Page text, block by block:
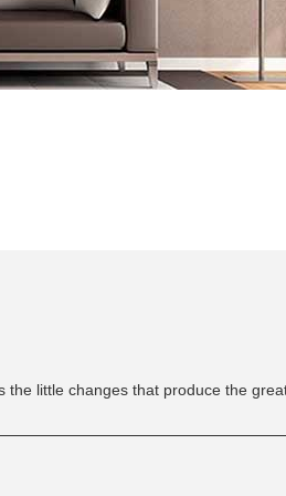
little changes that produce the